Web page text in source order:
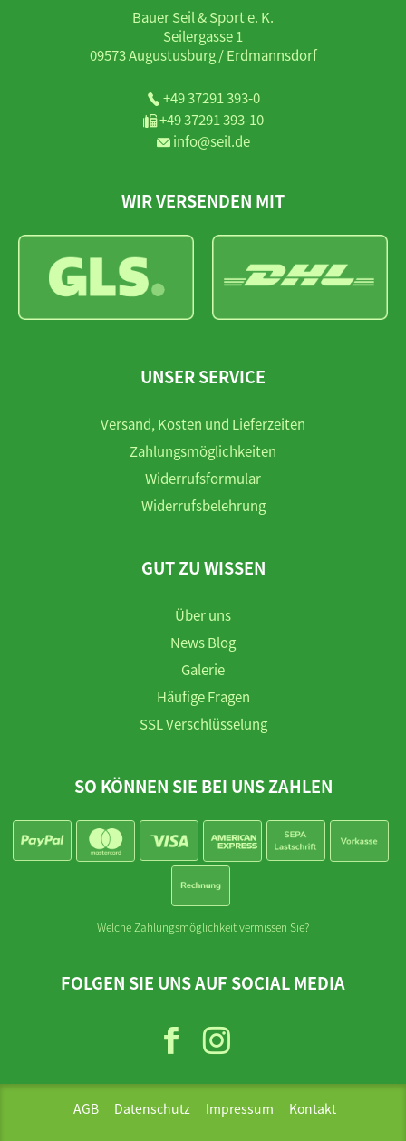
Bauer Seil & Sport e. K.
Seilergasse 1
09573 Augustusburg / Erdmannsdorf
+49 37291 393-0
+49 37291 393-10
info@seil.de
WIR VERSENDEN MIT
UNSER SERVICE
Versand, Kosten und Lieferzeiten
Zahlungsmöglichkeiten
Widerrufsformular
Widerrufsbelehrung
GUT ZU WISSEN
Über uns
News Blog
Galerie
Häufige Fragen
SSL Verschlüsselung
SO KÖNNEN SIE BEI UNS ZAHLEN
Welche Zahlungsmöglichkeit vermissen Sie?
FOLGEN SIE UNS AUF SOCIAL MEDIA
AGB Datenschutz Impressum Kontakt